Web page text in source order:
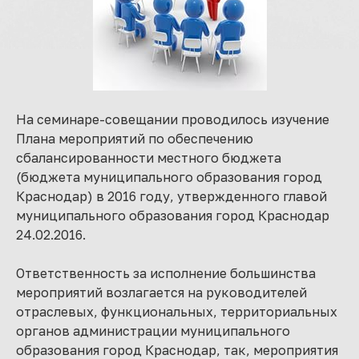
На семинаре-совещании проводилось изучение
Плана мероприятий по обеспечению
сбалансированности местного бюджета
(бюджета муниципального образования город
Краснодар) в 2016 году, утвержденного главой
муниципального образования город Краснодар
24.02.2016.
Ответственность за исполнение большинства
мероприятий возлагается на руководителей
отраслевых, функциональных, территориальных
органов администрации муниципального
образования город Краснодар, так, мероприятия